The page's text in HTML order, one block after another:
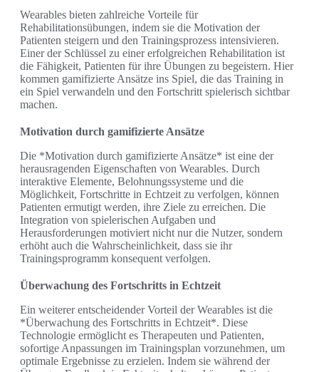
Wearables bieten zahlreiche Vorteile für
Rehabilitationsübungen, indem sie die Motivation der
Patienten steigern und den Trainingsprozess intensivieren.
Einer der Schlüssel zu einer erfolgreichen Rehabilitation ist
die Fähigkeit, Patienten für ihre Übungen zu begeistern. Hier
kommen gamifizierte Ansätze ins Spiel, die das Training in
ein Spiel verwandeln und den Fortschritt spielerisch sichtbar
machen.
Motivation durch gamifizierte Ansätze
Die *Motivation durch gamifizierte Ansätze* ist eine der
herausragenden Eigenschaften von Wearables. Durch
interaktive Elemente, Belohnungssysteme und die
Möglichkeit, Fortschritte in Echtzeit zu verfolgen, können
Patienten ermutigt werden, ihre Ziele zu erreichen. Die
Integration von spielerischen Aufgaben und
Herausforderungen motiviert nicht nur die Nutzer, sondern
erhöht auch die Wahrscheinlichkeit, dass sie ihr
Trainingsprogramm konsequent verfolgen.
Überwachung des Fortschritts in Echtzeit
Ein weiterer entscheidender Vorteil der Wearables ist die
*Überwachung des Fortschritts in Echtzeit*. Diese
Technologie ermöglicht es Therapeuten und Patienten,
sofortige Anpassungen im Trainingsplan vorzunehmen, um
optimale Ergebnisse zu erzielen. Indem sie während der